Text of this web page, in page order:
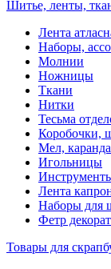
Шитье, ленты,
Лента
Наборы,
Молнии
Ножницы
Ткани
Нитки
Тесьма
Коробочки,
Мел,
Игольницы
Лента
Наборы для
Фетр
Товары для